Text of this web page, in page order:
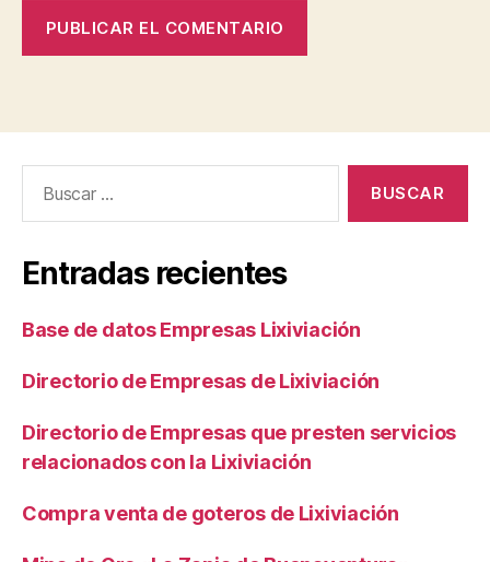
Entradas recientes
Base de datos Empresas Lixiviación
Directorio de Empresas de Lixiviación
Directorio de Empresas que presten servicios
relacionados con la Lixiviación
Compra venta de goteros de Lixiviación